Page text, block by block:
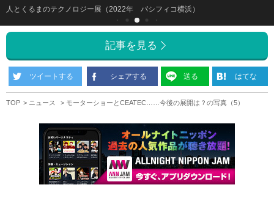
人とくるまのテクノロジー展（2022年 パシフィコ横浜）
記事を見る
ツイートする シェアする 送る はてな
TOP ニュース モーターショーとCEATEC……今後の展開は？の写真（5）